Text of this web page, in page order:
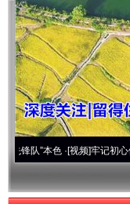
·[视频]牢记初心使命 奋进